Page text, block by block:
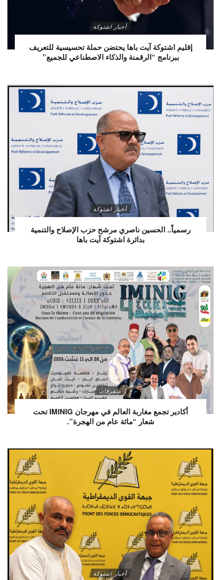
أخبار اشتوكة
إقليم اشتوكة آيت باها يحتضن حملة تحسيسية للتعريف
ببرنامج “الرقمنة والذكاء الاصطناعي للجميع”
أخبار اشتوكة
رسمياً.. الحسين ناصري مرشح حزب الإصلاح والتنمية
بدائرة اشتوكة آيت باها
متفرقات
أكادير تجمع مغاربة العالم في مهرجان IMINIG تحت
شعار “مائة عام من الهجرة”.
أخبار اشتوكة